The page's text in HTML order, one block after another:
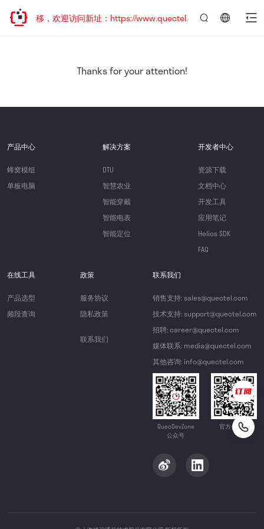
址已迁移，欢迎访问新址：https://www.quectel.com.cn
Thanks for your attention!
产品中心
蜂窝模组
单板电脑
解决方案
DTU
智慧农业
智能穿戴
智能电表
智能定位
开发者中心
资源下载
文档中心
开发工具
应用笔记
Helios SDK
FAQ
在线工具
产品选型
频段查询
政策
服务协议
隐私政策
联系我们
联系我们
销售支持: sales@quectel.com
技术支持: support@quectel.com
招聘: career@quectel.com
媒体联系: media@quectel.com
其他咨询: info@quectel.com
QuecDevZone
公众号
官方公众号